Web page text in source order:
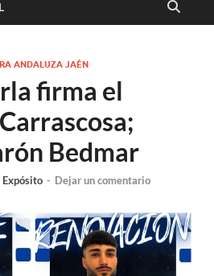
ANDALUZA JAÉN
firma el
Bedmar
Expósito - Dejar un comentario